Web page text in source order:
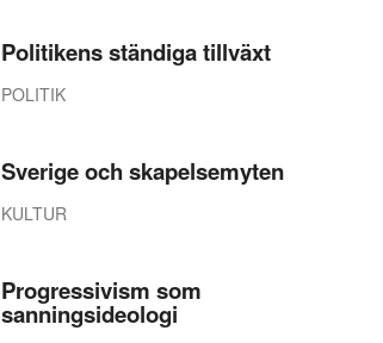
Politikens ständiga tillväxt
POLITIK
Sverige och skapelsemyten
KULTUR
Progressivism som
sanningsideologi